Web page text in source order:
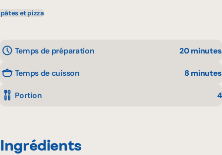
pâtes et pizza
Temps de préparation 20 minutes
Temps de cuisson 8 minutes
Portion 4
Ingrédients